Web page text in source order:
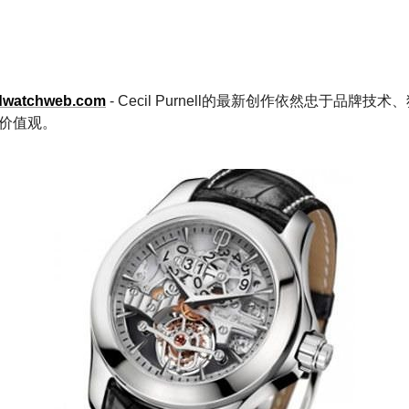
- Cecil Purnell的最新创作依然忠于品牌技术
值观。